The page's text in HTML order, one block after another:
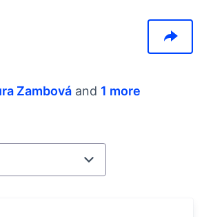
Zambová and 1 more